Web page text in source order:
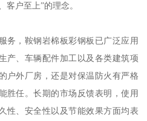
客户至上”的理念。
务，鞍钢岩棉板彩钢板已广泛应用
产、车辆配件加工以及各类建筑项
户外厂房，还是对保温防火有严格
胜任。长期的市场反馈表明，使用
性、安全性以及节能效果方面均表